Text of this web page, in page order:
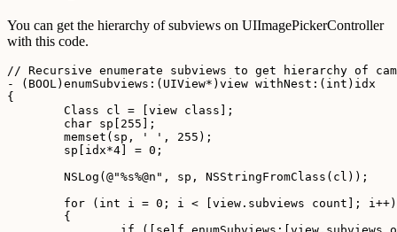
You can get the hierarchy of subviews on UIImagePickerController
with this code.
// Recursive enumerate subviews to get hierarchy of
- (BOOL)enumSubviews:(UIView*)view withNest:(int)idx
{